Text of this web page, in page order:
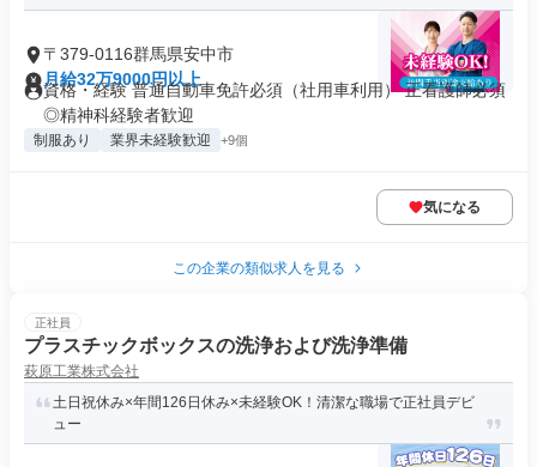
〒379-0116群馬県安中市
月給32万9000円以上
資格・経験 普通自動車免許必須（社用車利用） 正看護師必須
◎精神科経験者歓迎
制服あり 業界未経験歓迎 +9個
気になる
この企業の類似求人を見る
正社員
プラスチックボックスの洗浄および洗浄準備
萩原工業株式会社
土日祝休み×年間126日休み×未経験OK！清潔な職場で正社員デビ
ュー